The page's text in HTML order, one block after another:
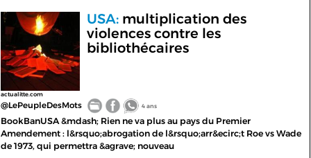
actualitte.com
USA:multiplication des
violences contre les
bibliothécaires
@LePeupleDesMots 4 ans
BookBanUSA &mdash; Rien ne va plus au pays du Premier
Amendement : l&rsquo;abrogation de l&rsquo;arr&ecirc;t Roe vs Wade
de 1973, qui permettra &agrave; nouveau